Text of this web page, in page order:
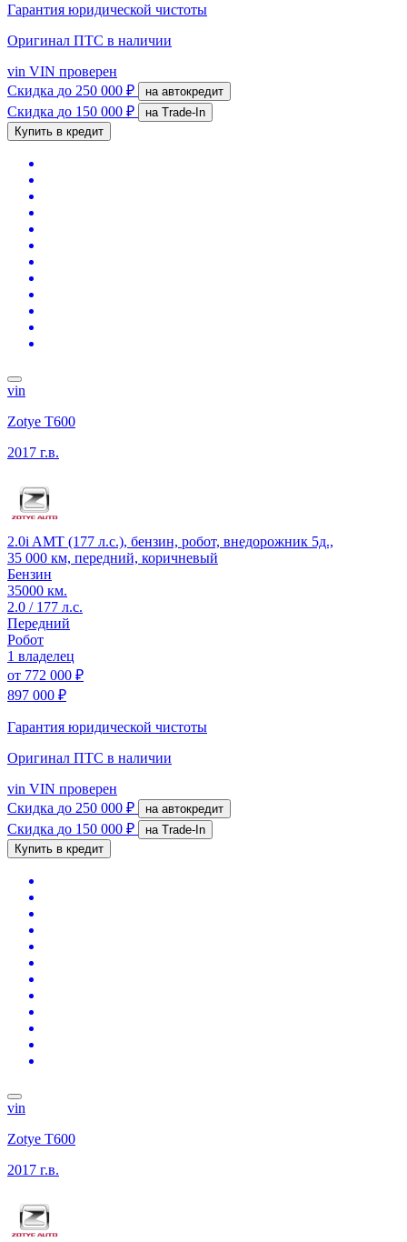
Гарантия юридической чистоты
Оригинал ПТС в наличии
vin VIN проверен
Скидка до 250 000 ₽ на автокредит
Скидка до 150 000 ₽
на Trade-In
Купить в кредит
vin
Zotye T600
2017 г.в.
2.0i AMT (177 л.с.), бензин, робот, внедорожник 5д.,
35 000 км, передний, коричневый
Бензин
35000 км.
2.0 / 177 л.с.
Передний
Робот
1 владелец
от 772 000 ₽
897 000 ₽
Гарантия юридической чистоты
Оригинал ПТС в наличии
vin VIN проверен
Скидка до 250 000 ₽ на автокредит
Скидка до 150 000 ₽
на Trade-In
Купить в кредит
vin
Zotye T600
2017 г.в.